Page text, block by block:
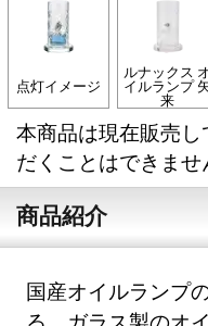
点灯イメージ
ルナックス
イルランプ
来
本商品は現在販売
だくことはできませ
商品紹介
国産オイルランプ